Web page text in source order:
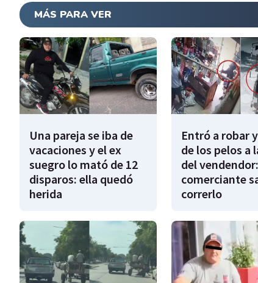
MÁS PARA VER
Una pareja se iba de
vacaciones y el ex
suegro lo mató de 12
disparos: ella quedó
herida
Entró a robar
de los pelos a
del
comerciante
correrlo